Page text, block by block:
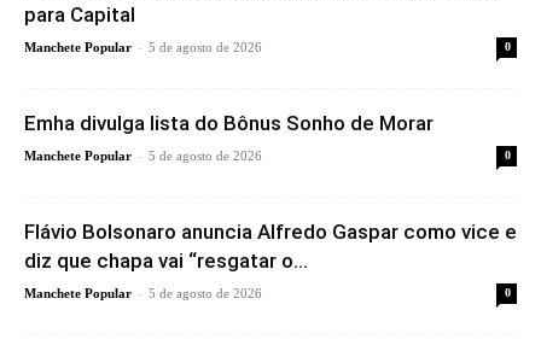
para Capital
Manchete Popular - 5 de agosto de 2026 0
Emha divulga lista do Bônus Sonho de Morar
Manchete Popular - 5 de agosto de 2026 0
Flávio Bolsonaro anuncia Alfredo Gaspar como vice e
diz que chapa vai “resgatar o...
Manchete Popular - 5 de agosto de 2026 0